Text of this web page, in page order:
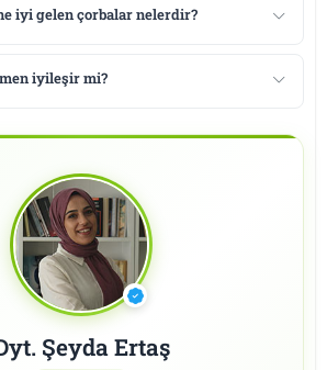
iyi gelen çorbalar nelerdir?
iyileşir mi?
Şeyda Ertaş